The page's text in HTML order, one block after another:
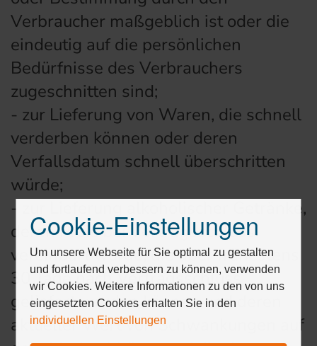
Verbraucher maßgeblich ist oder die
eindeutig auf die persönlichen
Bedürfnisse des Verbrauchers
zugeschnitten sind;
- zur Lieferung von Waren, die schnell
verderben können oder deren
Verfallsdatum schnell überschritten
würde;
- zur Lieferung alkoholischer Getränke,
deren Preis bei Vertragsschluss
vereinbart wurde, die aber frühestens
30 Tage nach Vertragsschluss
geliefert werden können und deren
aktueller Wert von Schwankungen auf
Drücken
Sie
Tab,
um
durch
die
Optionen
Cookie-Einstellungen
Um unsere Webseite für Sie optimal zu gestalten
und fortlaufend verbessern zu können, verwenden
wir Cookies. Weitere Informationen zu den von uns
eingesetzten Cookies erhalten Sie in den
individuellen Einstellungen